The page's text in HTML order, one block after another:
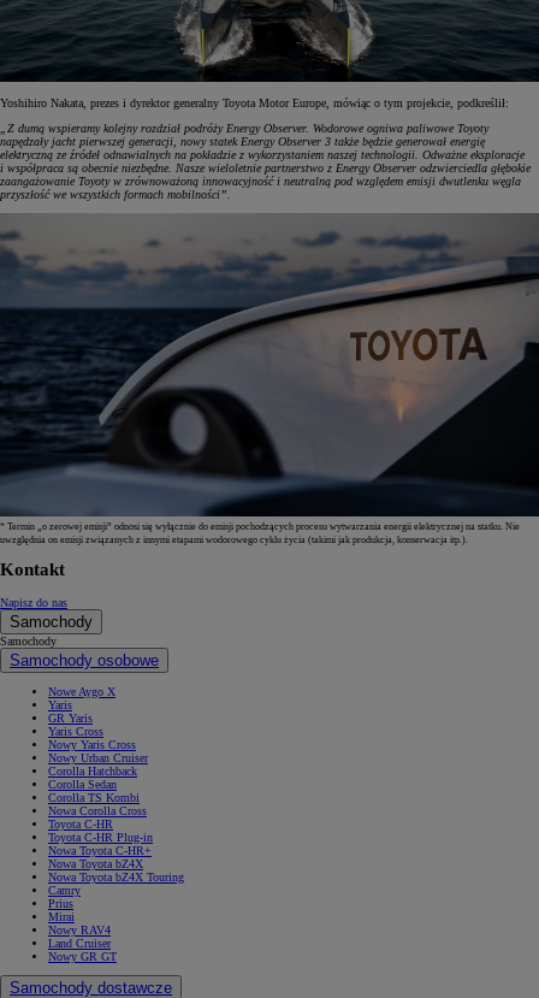
Yoshihiro Nakata, prezes i dyrektor generalny Toyota Motor Europe, mówiąc o tym projekcie, podkreślił:
„Z dumą wspieramy kolejny rozdział podróży Energy Observer. Wodorowe ogniwa paliwowe Toyoty
napędzały jacht pierwszej generacji, nowy statek Energy Observer 3 także będzie generował energię
elektryczną ze źródeł odnawialnych na pokładzie z wykorzystaniem naszej technologii. Odważne eksploracje
i współpraca są obecnie niezbędne. Nasze wieloletnie partnerstwo z Energy Observer odzwierciedla głębokie
zaangażowanie Toyoty w zrównoważoną innowacyjność i neutralną pod względem emisji dwutlenku węgla
przyszłość we wszystkich formach mobilności”.
* Termin „o zerowej emisji” odnosi się wyłącznie do emisji pochodzących procesu wytwarzania energii elektrycznej na statku. Nie
uwzględnia on emisji związanych z innymi etapami wodorowego cyklu życia (takimi jak produkcja, konserwacja itp.).
Kontakt
Napisz do nas
Samochody
Samochody
Samochody osobowe
Nowe Aygo X
Yaris
GR Yaris
Yaris Cross
Nowy Yaris Cross
Nowy Urban Cruiser
Corolla Hatchback
Corolla Sedan
Corolla TS Kombi
Nowa Corolla Cross
Toyota C-HR
Toyota C-HR Plug-in
Nowa Toyota C-HR+
Nowa Toyota bZ4X
Nowa Toyota bZ4X Touring
Camry
Prius
Mirai
Nowy RAV4
Land Cruiser
Nowy GR GT
Samochody dostawcze